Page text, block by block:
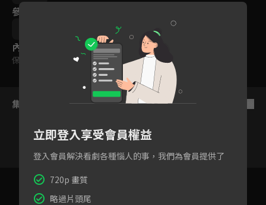
參與演員
內容標籤
保護級
集數列表
立即登入享受會員權益
登入會員解決看劇各種惱人的事，我們為會員提供了
720p 畫質
略過片頭尾